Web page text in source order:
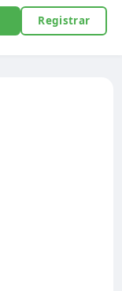
Registrar